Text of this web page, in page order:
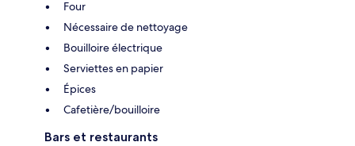
Four
Nécessaire de nettoyage
Bouilloire électrique
Serviettes en papier
Épices
Cafetière/bouilloire
Bars et restaurants